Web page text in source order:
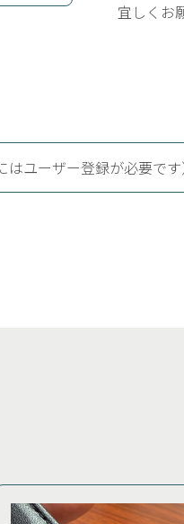
宜しくお
はユーザー登録が必要で